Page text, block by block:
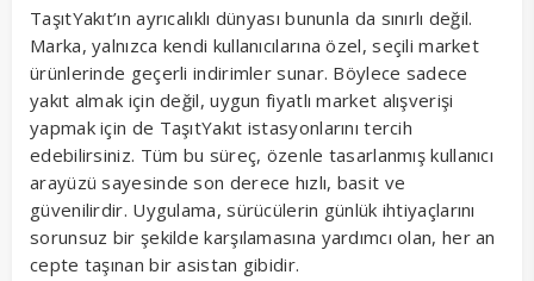
TaşıtYakıt’ın ayrıcalıklı dünyası bununla da sınırlı değil.
Marka, yalnızca kendi kullanıcılarına özel, seçili market
ürünlerinde geçerli indirimler sunar. Böylece sadece
yakıt almak için değil, uygun fiyatlı market alışverişi
yapmak için de TaşıtYakıt istasyonlarını tercih
edebilirsiniz. Tüm bu süreç, özenle tasarlanmış kullanıcı
arayüzü sayesinde son derece hızlı, basit ve
güvenilirdir. Uygulama, sürücülerin günlük ihtiyaçlarını
sorunsuz bir şekilde karşılamasına yardımcı olan, her an
cepte taşınan bir asistan gibidir.